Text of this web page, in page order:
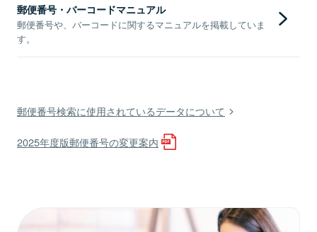
郵便番号・バーコードマニュアル
郵便番号や、バーコードに関するマニュアルを掲載していま
す。
郵便番号検索に使用されているデータについて
2025年度版郵便番号の変更案内